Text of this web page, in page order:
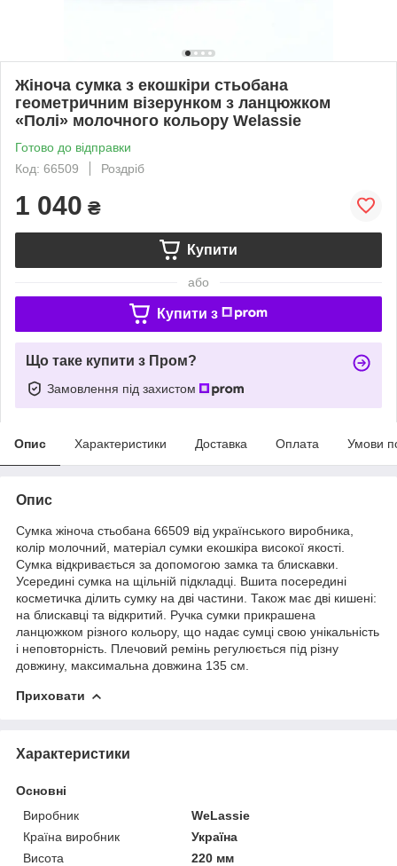
Жіноча сумка з екошкіри стьобана
геометричним візерунком з ланцюжком
«Полі» молочного кольору Welassie
Готово до відправки
Код: 66509
Роздріб
1 040 ₴
Купити
або
Купити з
Що таке купити з Пром?
Замовлення під захистом
Опис Характеристики Доставка Оплата Умови
Опис
Сумка жіноча стьобана 66509 від українського виробника,
колір молочний, матеріал сумки екошкіра високої якості.
Сумка відкривається за допомогою замка та блискавки.
Усередині сумка на щільній підкладці. Вшита посередині
косметичка ділить сумку на дві частини. Також має дві кишені:
на блискавці та відкритий. Ручка сумки прикрашена
ланцюжком різного кольору, що надає сумці свою унікальність
і неповторність. Плечовий ремінь регулюється під різну
довжину, максимальна довжина 135 см.
Приховати
Характеристики
Основні
Виробник
WeLassie
Країна виробник
Україна
Висота
220 мм